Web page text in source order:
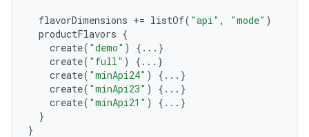
flavorDimensions += listOf( "api" , "mode" )
productFlavors {
create( "demo" )
{...}
create( "full" )
{...}
create( "minApi24" )
{...}
create( "minApi23" )
{...}
create( "minApi21" )
{...}
}
}